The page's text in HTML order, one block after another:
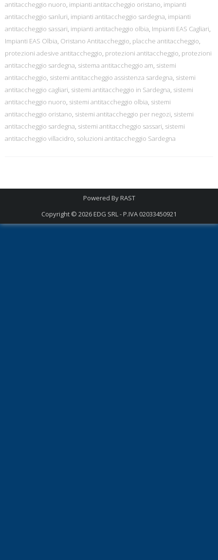
antitaccheggio nuoro, impianti antitaccheggio oristano, impianti
antitaccheggio sanluri, impianti antitaccheggio sardegna, impianti
antitaccheggio sassari, impianti antitacheggio olbia, Impianti EAS Cagliari,
Impianti EAS Olbia, Oristano Antitaccheggio, placche antitaccheggio,
protezioni adesive antitaccheggio, protezioni antitaccheggio, protezioni
antitaccheggio sardegna, sistema antitaccheggio am, sistemi
antitaccheggio, sistemi antitaccheggio assistenza sardegna, sistemi
antitaccheggio cagliari, sistemi antitaccheggio in Sardegna, sistemi
antitaccheggio nuoro, sistemi antitaccheggio olbia, sistemi
antitaccheggio oristano, sistemi antitaccheggio per negozi, sistemi
antitaccheggio sardegna, sistemi antitaccheggio sassari, sistemi
antitaccheggio villacidro, soluzioni antitaccheggio Sardegna
Powered ByRAST
Copyright © 2026EDG SRL - P.IVA 02033450921